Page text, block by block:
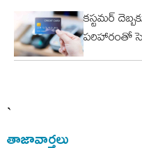
కస్టమర్
పరిహారంతో
`
తాజావార్తలు